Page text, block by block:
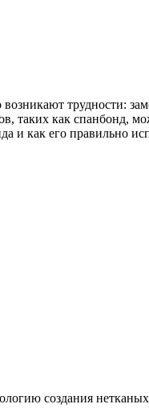
трудности:
таких как спанбонд,
и как его правильно
создания